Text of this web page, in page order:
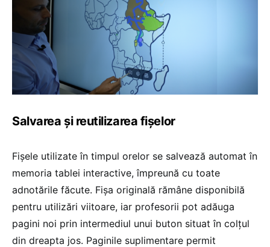
Salvarea și reutilizarea fișelor
Fișele utilizate în timpul orelor se salvează automat în
memoria tablei interactive, împreună cu toate
adnotările făcute. Fișa originală rămâne disponibilă
pentru utilizări viitoare, iar profesorii pot adăuga
pagini noi prin intermediul unui buton situat în colțul
din dreapta jos. Paginile suplimentare permit